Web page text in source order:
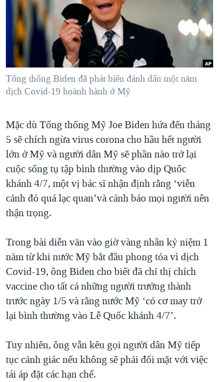
"Tìm"NGƯỜI VIỆT HẢI NGOẠI
ĐỜI SỐNG
KINH TẾ
KHOA HỌC
SỨC KHOẺ
TẠI
HÀNH TRÌNH BẦU CỬ 2024
MỘT NĂM CHIẾN TRANH TẠI DẢI GAZA
GIẢI MÃ VÀNH ĐAI & CON ĐƯỜNG
TRỊNH VĨNH BÌNH - NGƯỜI HẠ 'BÊN THẮNG CUỘC'
CHI PHÍ CHIẾN TRANH AFGHANISTAN
CÁC GIÁ TRỊ CỘNG HÒA Ở VIỆT NAM
THƯỢNG ĐỈNH TRUMP-KIM TẠI VIỆT NAM
TRỊNH VĨNH BÌNH VS. CHÍNH PHỦ VIỆT NAM
NGƯ DÂN VIỆT VÀ LÀN SÓNG TRỘM HẢI SÂM
BÊN KIA QUỐC LỘ: TIẾNG VỌNG TỪ NÔNG THÔN MỸ
VIDEO
NGHE
MẠNG XÃ HỘI
Tổng thống Biden đã phát biểu đánh dấu một năm
dịch Covid-19 hoành hành ở Mỹ
Mặc dù Tổng thống Mỹ Joe Biden hứa đến tháng
5 sẽ chích ngừa virus corona cho hầu hết người
lớn ở Mỹ và người dân Mỹ sẽ phần nào trở lại
cuộc sống tụ tập bình thường vào dịp Quốc
khánh 4/7, một vị bác sĩ nhận định rằng ‘viễn
cảnh đó quá lạc quan’và cảnh báo mọi người nên
thận trọng.
Trong bài diễn văn vào giờ vàng nhân kỷ niệm 1
năm từ khi nước Mỹ bắt đầu phong tỏa vì dịch
Covid-19, ông Biden cho biết đã chỉ thị chích
vaccine cho tất cả những người trưởng thành
trước ngày 1/5 và rằng nước Mỹ ‘có cơ may trở
lại bình thường vào Lễ Quốc khánh 4/7’.
Tuy nhiên, ông vẫn kêu gọi người dân Mỹ tiếp
tục cảnh giác nếu không sẽ phải đối mặt với việc
tái áp đặt các hạn chế.